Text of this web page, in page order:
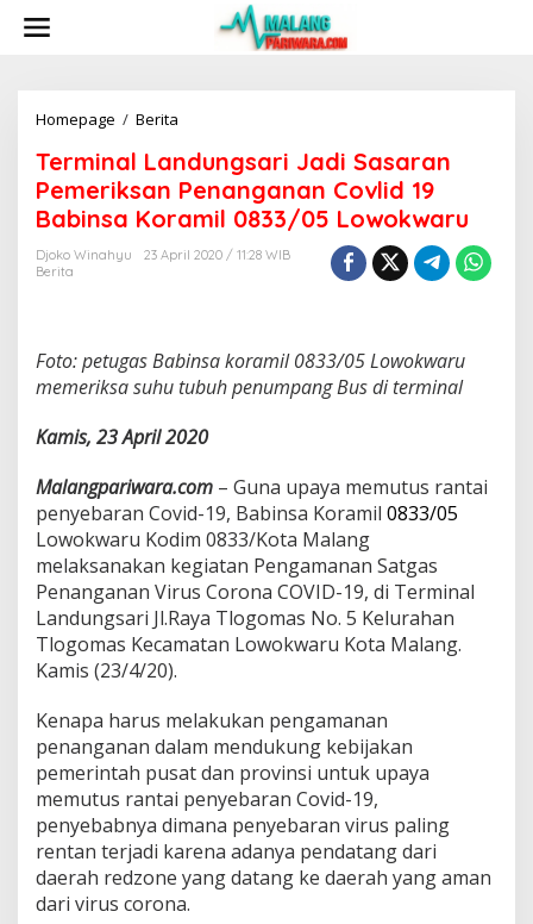
Homepage / Berita
r
m
i
n
a
d
u
n
s
r
i
J
a
d
i
S
s
a
n
e
m
e
r
k
s
Terminal Landungsari Jadi Sasaran
Pemeriksan Penanganan Covlid 19
Babinsa Koramil 0833/05 Lowokwaru
Djoko Winahyu
23 April 2020 / 11:28 WIB
Berita
Foto: petugas Babinsa koramil 0833/05 Lowokwaru
memeriksa suhu tubuh penumpang Bus di terminal
Kamis, 23 April 2020
Malangpariwara.com – Guna upaya memutus rantai
penyebaran Covid-19, Babinsa Koramil 0833/05
Lowokwaru Kodim 0833/Kota Malang
melaksanakan kegiatan Pengamanan Satgas
Penanganan Virus Corona COVID-19, di Terminal
Landungsari Jl.Raya Tlogomas No. 5 Kelurahan
Tlogomas Kecamatan Lowokwaru Kota Malang.
Kamis (23/4/20).
Kenapa harus melakukan pengamanan
penanganan dalam mendukung kebijakan
pemerintah pusat dan provinsi untuk upaya
memutus rantai penyebaran Covid-19,
penyebabnya dimana penyebaran virus paling
rentan terjadi karena adanya pendatang dari
daerah redzone yang datang ke daerah yang aman
dari virus corona.